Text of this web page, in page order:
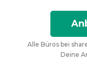
Alle Büros bei
Deine